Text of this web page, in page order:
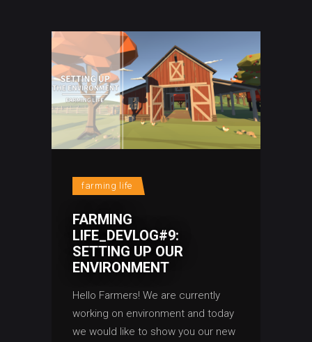
farming life
FARMING
LIFE_DEVLOG#9:
SETTING UP OUR
ENVIRONMENT
Hello Farmers! We are currently
working on environment and today
we would like to show you our new